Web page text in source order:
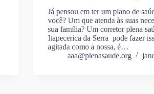
Já pensou em ter um plano de
você? Um que atenda às suas
sua família? Um corretor plena
Itapecerica da Serra pode fazer
agitada como a nossa, é…
aaa@plenasaude.org